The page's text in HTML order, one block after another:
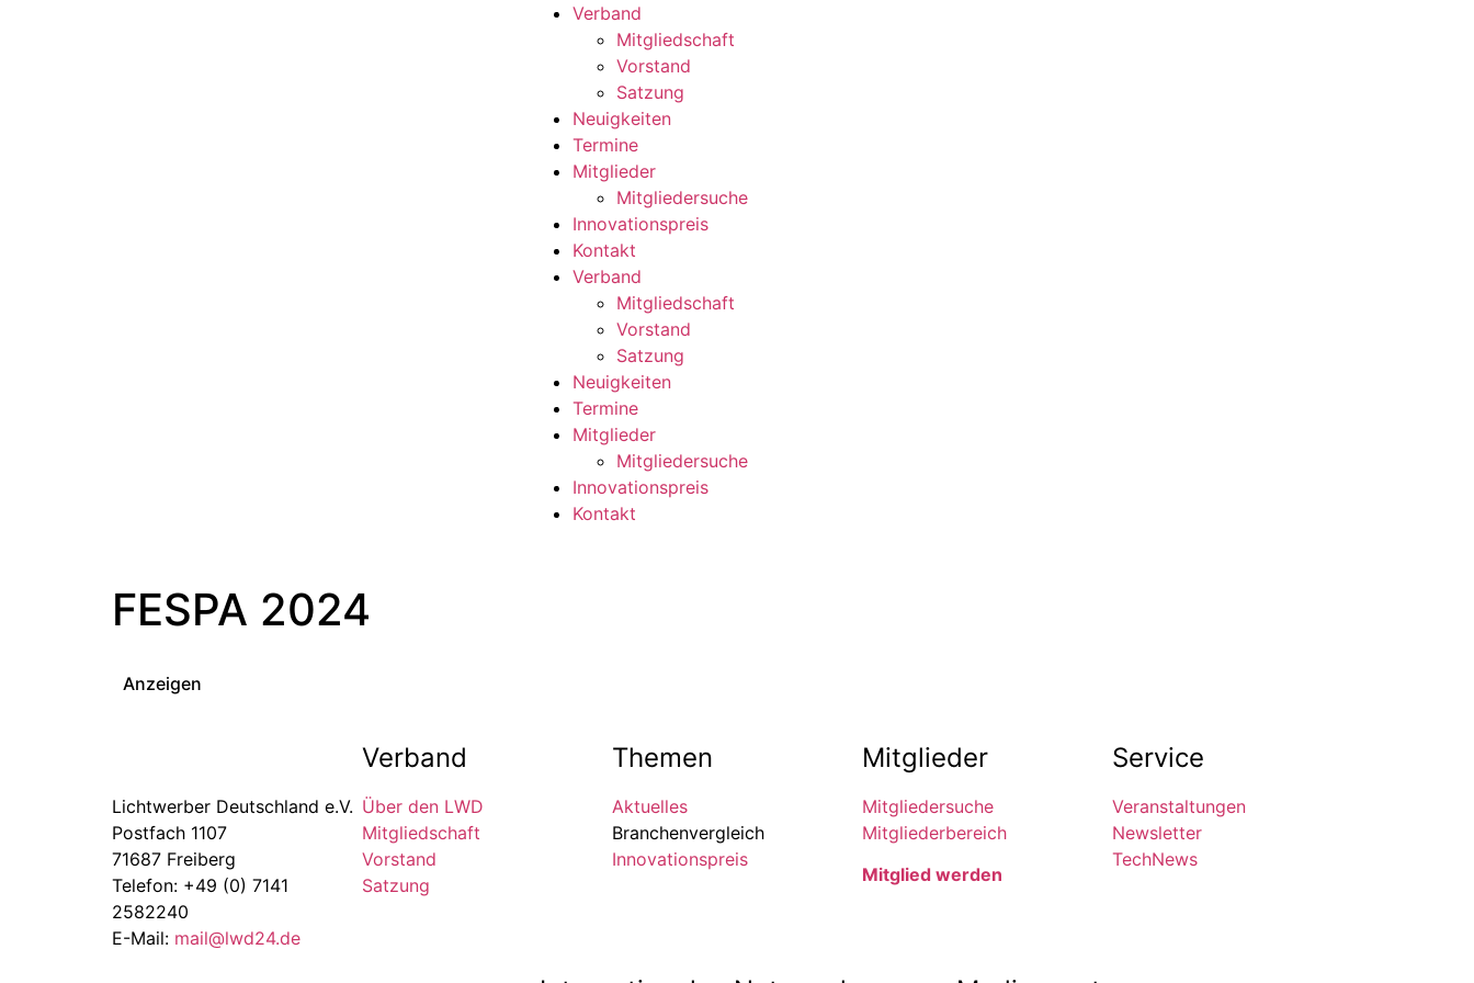
Verband
Mitgliedschaft
Vorstand
Satzung
Neuigkeiten
Termine
Mitglieder
Mitgliedersuche
Innovationspreis
Kontakt
Verband
Mitgliedschaft
Vorstand
Satzung
Neuigkeiten
Termine
Mitglieder
Mitgliedersuche
Innovationspreis
Kontakt
FESPA 2024
Anzeigen
Lichtwerber Deutschland e.V.
Postfach 1107
71687 Freiberg
Telefon: +49 (0) 7141
2582240
E-Mail: mail@lwd24.de
Verband
Über den LWD
Mitgliedschaft
Vorstand
Satzung
Themen
Aktuelles
Branchenvergleich
Innovationspreis
Mitglieder
Mitgliedersuche
Mitgliederbereich
Mitglied werden
Service
Veranstaltungen
Newsletter
TechNews